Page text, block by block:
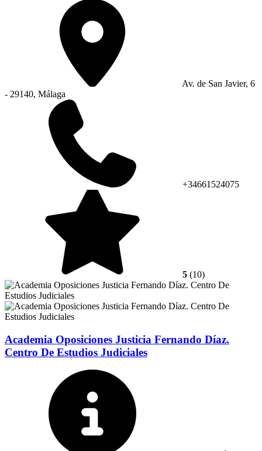
Av. de San Javier, 6
- 29140, Málaga
+34661524075
5 (10)
Academia Oposiciones Justicia Fernando Díaz.
Centro De Estudios Judiciales